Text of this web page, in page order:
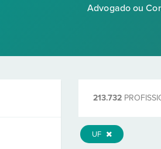
Advogado ou
213.732
UF